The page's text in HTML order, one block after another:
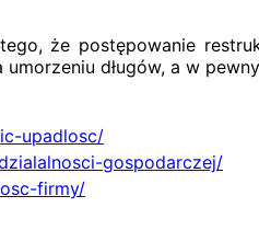
że postępowanie
długów, a w
upadlosc/
gospodarczej/
firmy/